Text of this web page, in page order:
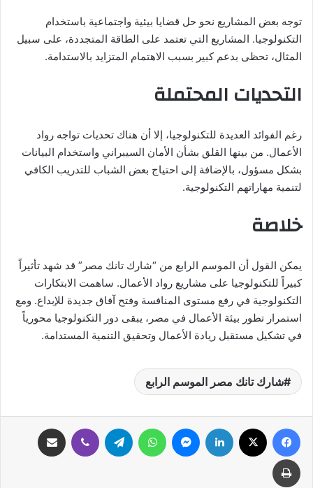
توجه بعض المشاريع نحو حل قضايا بيئية واجتماعية باستخدام
التكنولوجيا. المشاريع التي تعتمد على الطاقة المتجددة، على سبيل
المثال، تحظى بدعم كبير بسبب الاهتمام المتزايد بالاستدامة.
التحديات المحتملة
رغم الفوائد العديدة للتكنولوجيا، إلا أن هناك تحديات تواجه رواد
الأعمال. من بينها القلق بشأن الأمان السيبراني واستخدام البيانات
بشكل مسؤول، بالإضافة إلى احتياج بعض الشباب للتدريب الكافي
لتنمية مهاراتهم التكنولوجية.
خلاصة
يمكن القول أن الموسم الرابع من “شارك تانك مصر” قد شهد تأثيراً
كبيراً للتكنولوجيا على مشاريع رواد الأعمال. ساهمت الابتكارات
التكنولوجية في رفع مستوى المنافسة وفتح آفاق جديدة للإبداع. ومع
استمرار تطور بيئة الأعمال في مصر، يبقى دور التكنولوجيا محورياً
في تشكيل مستقبل ريادة الأعمال وتحقيق التنمية المستدامة.
شارك تانك مصر الموسم الرابع
فيسبوك لينكدإن ماسنجر واتساب تيلقرام ڤايبر
طباعة